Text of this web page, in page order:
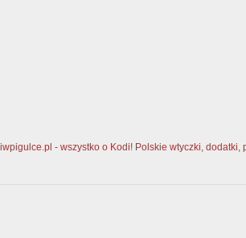
- wszystko o Kodi! Polskie wtyczki, dodatki,